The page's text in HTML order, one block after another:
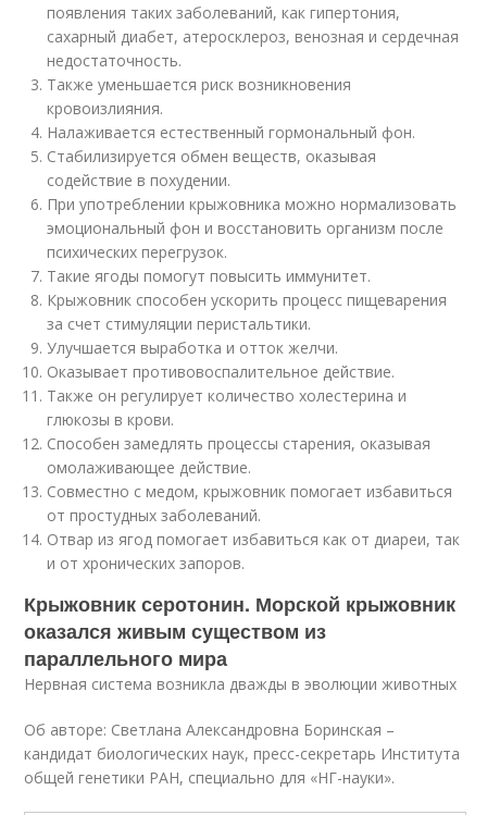
появления таких заболеваний, как гипертония,
сахарный диабет, атеросклероз, венозная и сердечная
недостаточность.
Также уменьшается риск возникновения
кровоизлияния.
Налаживается естественный гормональный фон.
Стабилизируется обмен веществ, оказывая
содействие в похудении.
При употрeблении крыжовника можно нормализовать
эмоциональный фон и восстановить организм после
психических перегрузок.
Такие ягоды помогут повысить иммунитет.
Крыжовник способен ускорить процесс пищеварения
за счет стимуляции перистальтики.
Улучшается выработка и отток желчи.
Оказывает противовоспалительное действие.
Также он регулирует количество холестерина и
глюкозы в крови.
Способен замедлять процессы старения, оказывая
омолаживающее действие.
Совместно с медом, крыжовник помогает избавиться
от простудных заболеваний.
Отвар из ягод помогает избавиться как от диареи, так
и от хронических запоров.
Крыжовник серотонин. Морской крыжовник
оказался живым существом из
параллельного мира
Нервная система возникла дважды в эволюции животных
Об авторе: Светлана Александровна Боринская –
кандидат биологических наук, пресс-секретарь Института
общей генетики РАН, специально для «НГ-науки».